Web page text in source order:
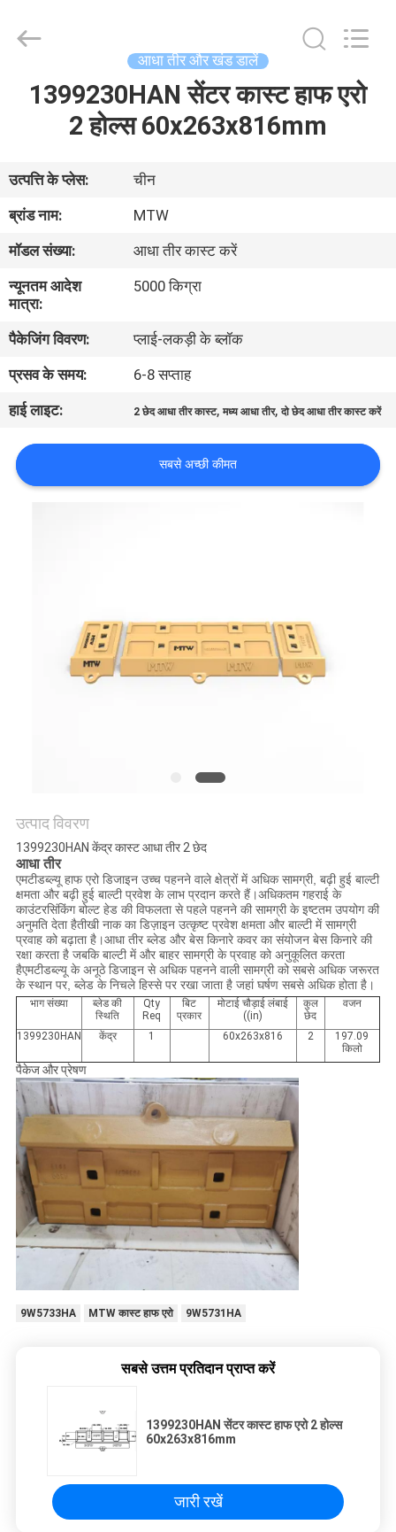
वीडियो
बारे
में
कारखाना
भ्रमण
गुणवत्ता
करें
साइटमैप
PRIVACY
POLICY
WEAR
PARTS
Reserved.
आधा तीर और खंड डालें
1399230HAN सेंटर कास्ट हाफ एरो
2 होल्स 60x263x816mm
उत्पत्ति के प्लेस:
चीन
ब्रांड नाम:
MTW
मॉडल संख्या:
आधा तीर कास्ट करें
न्यूनतम आदेश
मात्रा:
5000 किग्रा
पैकेजिंग विवरण:
प्लाई-लकड़ी के ब्लॉक
प्रसव के समय:
6-8 सप्ताह
हाई लाइट:
2 छेद आधा तीर कास्ट,मध्य आधा तीर,दो छेद आधा तीर कास्ट करें
सबसे अच्छी कीमत
उत्पाद विवरण
1399230HAN केंद्र कास्ट आधा तीर 2 छेद
आधा तीर
एमटीडब्ल्यू हाफ एरो डिजाइन उच्च पहनने वाले क्षेत्रों में अधिक सामग्री, बढ़ी हुई बाल्टी
क्षमता और बढ़ी हुई बाल्टी प्रवेश के लाभ प्रदान करते हैं।अधिकतम गहराई के
काउंटरसिंकिंग बोल्ट हेड की विफलता से पहले पहनने की सामग्री के इष्टतम उपयोग की
अनुमति देता हैतीखी नाक का डिज़ाइन उत्कृष्ट प्रवेश क्षमता और बाल्टी में सामग्री
प्रवाह को बढ़ाता है।आधा तीर ब्लेड और बेस किनारे कवर का संयोजन बेस किनारे की
रक्षा करता है जबकि बाल्टी में और बाहर सामग्री के प्रवाह को अनुकूलित करता
हैएमटीडब्ल्यू के अनूठे डिजाइन से अधिक पहनने वाली सामग्री को सबसे अधिक जरूरत
के स्थान पर, ब्लेड के निचले हिस्से पर रखा जाता है जहां घर्षण सबसे अधिक होता है।
भाग संख्या
ब्लेड की
स्थिति
Qty
Req
बिट
प्रकार
मोटाई चौड़ाई लंबाई
((in)
कुल
छेद
वजन
1399230HAN केंद्र 1 60x263x816 2
197.09
किलो
पैकेज और प्रेषण
9W5733HA MTW कास्ट हाफ एरो 9W5731HA
सबसे उत्तम प्रतिदान प्राप्त करें
1399230HAN सेंटर कास्ट हाफ एरो 2 होल्स
60x263x816mm
जारी रखें